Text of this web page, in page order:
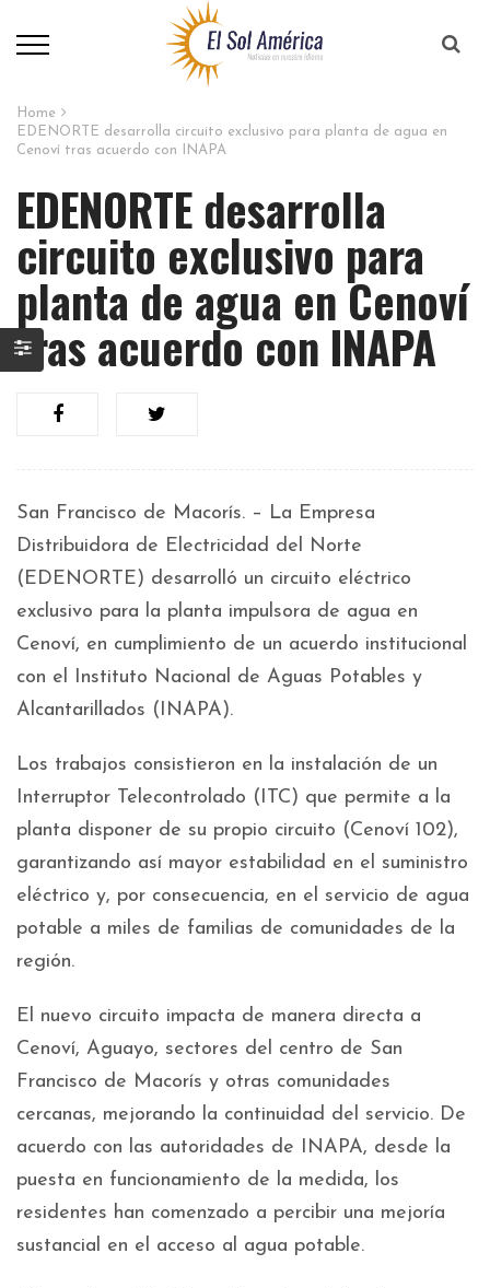
Home
EDENORTE desarrolla circuito exclusivo para planta de agua en
Cenoví tras acuerdo con INAPA
EDENORTE desarrolla
circuito exclusivo para
planta de agua en Cenoví
tras acuerdo con INAPA
San Francisco de Macorís. – La Empresa
Distribuidora de Electricidad del Norte
(EDENORTE) desarrolló un circuito eléctrico
exclusivo para la planta impulsora de agua en
Cenoví, en cumplimiento de un acuerdo institucional
con el Instituto Nacional de Aguas Potables y
Alcantarillados (INAPA).
Los trabajos consistieron en la instalación de un
Interruptor Telecontrolado (ITC) que permite a la
planta disponer de su propio circuito (Cenoví 102),
garantizando así mayor estabilidad en el suministro
eléctrico y, por consecuencia, en el servicio de agua
potable a miles de familias de comunidades de la
región.
El nuevo circuito impacta de manera directa a
Cenoví, Aguayo, sectores del centro de San
Francisco de Macorís y otras comunidades
cercanas, mejorando la continuidad del servicio. De
acuerdo con las autoridades de INAPA, desde la
puesta en funcionamiento de la medida, los
residentes han comenzado a percibir una mejoría
sustancial en el acceso al agua potable.